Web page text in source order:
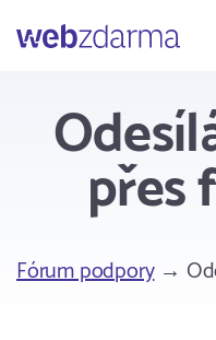
Webzdarma
přes
Fórum podpory→